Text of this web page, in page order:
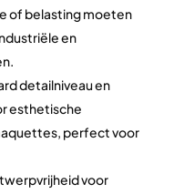
of belasting moeten
en
detailniveau en
esthetische
perfect voor
voor